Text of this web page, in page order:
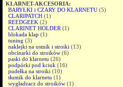
KLARNET-AKCESORIA:
BARYŁKI i CZARY DO KLARNETU (5)
CLARIPATCH (1)
REEDGEEK (2)
CLARINET HOLDER (1)
blokada klap (1)
tuning (3)
naklejki na ustnik i stroiki (13)
obcinarki do stroików (6)
paski do klarnetu (26)
podpórki pod kciuk (16)
pudełka na stroiki (10)
tłumik do klarnetu (1)
wygładzacz do stroików (1)